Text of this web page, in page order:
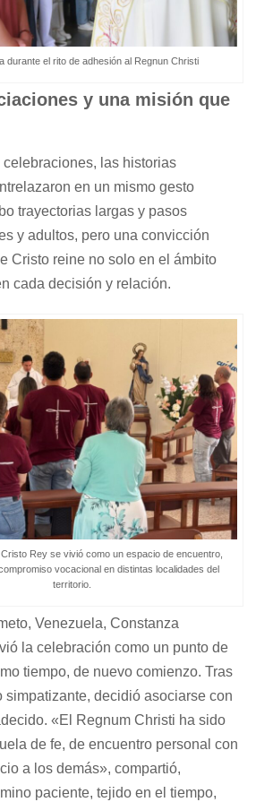
durante el rito de adhesión al Regnun Christi
y una misión que
las historias
en un mismo gesto
trayectorias largas y pasos
y adultos, pero una convicción
Cristo reine no solo en el ámbito
cada decisión y relación.
Cristo Rey se vivió como un espacio de encuentro,
vocacional en distintas localidades del
territorio.
Venezuela, Constanza
la celebración como un punto de
tiempo, de nuevo comienzo. Tras
simpatizante, decidió asociarse con
«El Regnum Christi ha sido
de fe, de encuentro personal con
a los demás», compartió,
paciente, tejido en el tiempo,